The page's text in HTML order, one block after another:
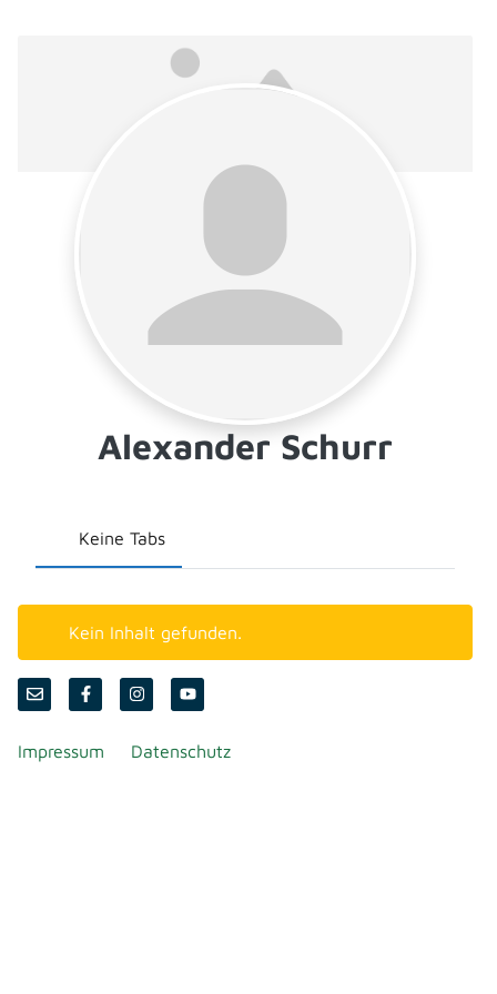
Alexander Schurr
Keine Tabs
Kein Inhalt gefunden.
Impressum Datenschutz